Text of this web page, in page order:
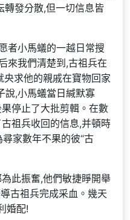
轉發分散,但一切信息皆
者小馬蟻的一越日常搜
來我們清楚到,古祖兵在
求他的親戚在寶物回家
說,小馬蟻當日緘默寡
停止了大批剪輯。在數
祖兵收回的信息,并頓時
尋家數年不果的彼“古
此振奮,他們敏捷睜開舉
古祖兵完成采血。幾天
婚配!